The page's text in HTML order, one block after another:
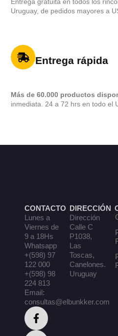
Entrega gratuita en todos los
Uruguay, de pedidos mayores a
Entrega rápida
Más de 60.000 productos
inmediata. 24 a 72 hrs en todo el
CONTACTO
Lunes a
Viernes de
9 a 18Hs
Whatsapp
+(598) 97
122 000
+(598) 98
224 813
Email:
consultas@elbunkker.com
DIRECCIÓN
Dirección
Calle C
P1038,
Las
Toscas,
Canelones.
Uruguay